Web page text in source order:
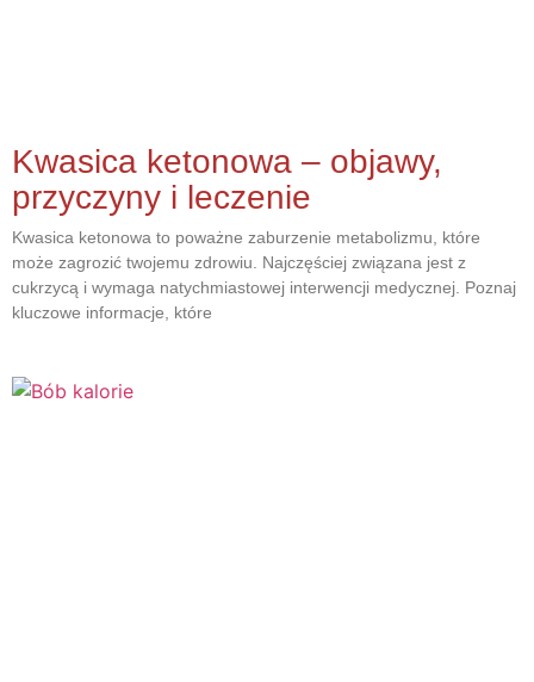
Kwasica ketonowa – objawy,
przyczyny i leczenie
Kwasica ketonowa to poważne zaburzenie metabolizmu, które
może zagrozić twojemu zdrowiu. Najczęściej związana jest z
cukrzycą i wymaga natychmiastowej interwencji medycznej. Poznaj
kluczowe informacje, które